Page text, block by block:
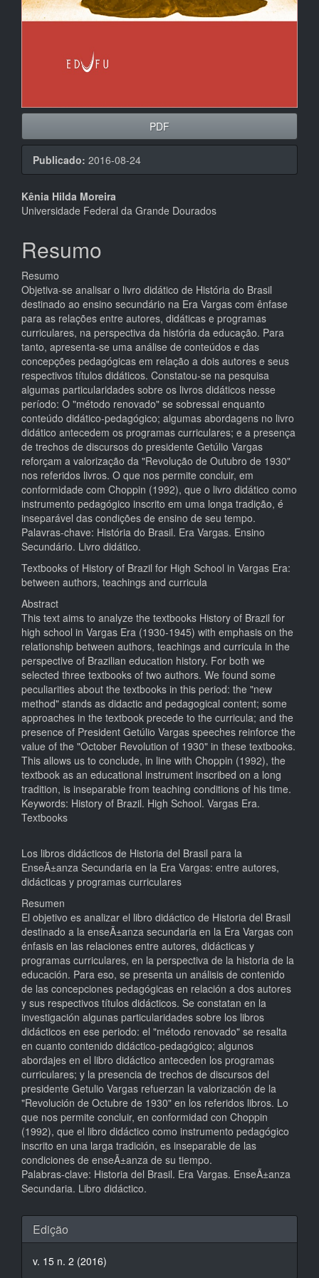
PDF
Publicado: 2016-08-24
Conteúdo
do
artigo
principal
Kênia Hilda Moreira
Universidade Federal da Grande Dourados
Resumo
Resumo
Objetiva-se analisar o livro didático de História do Brasil
destinado ao ensino secundário na Era Vargas com ênfase
para as relações entre autores, didáticas e programas
curriculares, na perspectiva da história da educação. Para
tanto, apresenta-se uma análise de conteúdos e das
concepções pedagógicas em relação a dois autores e seus
respectivos títulos didáticos. Constatou-se na pesquisa
algumas particularidades sobre os livros didáticos nesse
período: O "método renovado" se sobressai enquanto
conteúdo didático-pedagógico; algumas abordagens no livro
didático antecedem os programas curriculares; e a presença
de trechos de discursos do presidente Getúlio Vargas
reforçam a valorização da "Revolução de Outubro de 1930"
nos referidos livros. O que nos permite concluir, em
conformidade com Choppin (1992), que o livro didático como
instrumento pedagógico inscrito em uma longa tradição, é
inseparável das condições de ensino de seu tempo.
Palavras-chave: História do Brasil. Era Vargas. Ensino
Secundário. Livro didático.
Textbooks of History of Brazil for High School in Vargas Era:
between authors, teachings and curricula
Abstract
This text aims to analyze the textbooks History of Brazil for
high school in Vargas Era (1930-1945) with emphasis on the
relationship between authors, teachings and curricula in the
perspective of Brazilian education history. For both we
selected three textbooks of two authors. We found some
peculiarities about the textbooks in this period: the "new
method" stands as didactic and pedagogical content; some
approaches in the textbook precede to the curricula; and the
presence of President Getúlio Vargas speeches reinforce the
value of the "October Revolution of 1930" in these textbooks.
This allows us to conclude, in line with Choppin (1992), the
textbook as an educational instrument inscribed on a long
tradition, is inseparable from teaching conditions of his time.
Keywords: History of Brazil. High School. Vargas Era.
Textbooks
Los libros didácticos de Historia del Brasil para la
EnseÃ±anza Secundaria en la Era Vargas: entre autores,
didácticas y programas curriculares
Resumen
El objetivo es analizar el libro didáctico de Historia del Brasil
destinado a la enseÃ±anza secundaria en la Era Vargas con
énfasis en las relaciones entre autores, didácticas y
programas curriculares, en la perspectiva de la historia de la
educación. Para eso, se presenta un análisis de contenido
de las concepciones pedagógicas en relación a dos autores
y sus respectivos títulos didácticos. Se constatan en la
investigación algunas particularidades sobre los libros
didácticos en ese periodo: el "método renovado" se resalta
en cuanto contenido didáctico-pedagógico; algunos
abordajes en el libro didáctico anteceden los programas
curriculares; y la presencia de trechos de discursos del
presidente Getulio Vargas refuerzan la valorización de la
"Revolución de Octubre de 1930" en los referidos libros. Lo
que nos permite concluir, en conformidad con Choppin
(1992), que el libro didáctico como instrumento pedagógico
inscrito en una larga tradición, es inseparable de las
condiciones de enseÃ±anza de su tiempo.
Palabras-clave: Historia del Brasil. Era Vargas. EnseÃ±anza
Secundaria. Libro didáctico.
Detalhes
do
Edição
v. 15 n. 2 (2016)